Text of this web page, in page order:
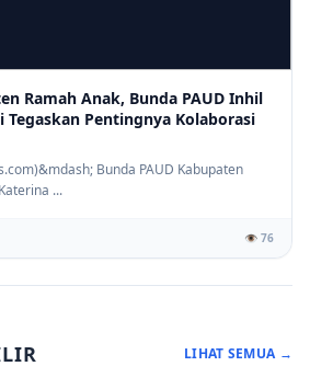
Ramah Anak, Bunda PAUD Inhil
Tegaskan Pentingnya Kolaborasi
Bunda PAUD Kabupaten
...
👁️ 76
LIHAT SEMUA →